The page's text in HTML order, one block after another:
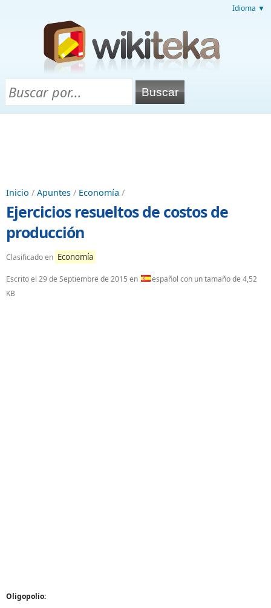
Idioma ▼
Inicio / Apuntes / Economía /
Ejercicios resueltos de costos de
producción
Clasificado en Economía
Escrito el 29 de Septiembre de 2015 en
español con un tamaño de 4,52
KB
Oligopolio: